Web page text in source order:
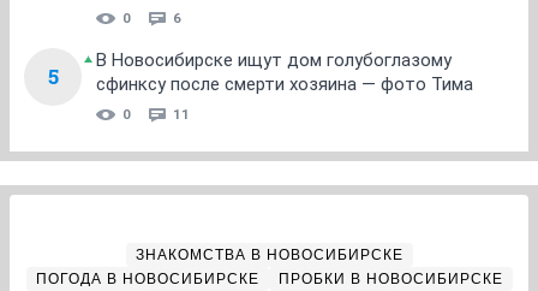
0 6
5
В Новосибирске ищут дом голубоглазому
сфинксу после смерти хозяина — фото Тима
0 11
ЗНАКОМСТВА В НОВОСИБИРСКЕ
ПОГОДА В НОВОСИБИРСКЕ
ПРОБКИ В НОВОСИБИРСКЕ